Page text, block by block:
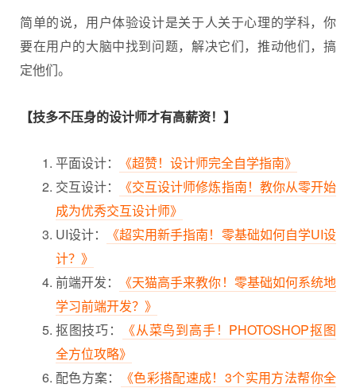
简单的说，用户体验设计是关于人关于心理的学科，你
要在用户的大脑中找到问题，解决它们，推动他们，搞
定他们。
【技多不压身的设计师才有高薪资！】
平面设计：
《超赞！设计师完全自学指南》
交互设计：
《交互设计师修炼指南！教你从零开始
成为优秀交互设计师》
UI设计：
《超实用新手指南！零基础如何自学UI设
计？》
前端开发：
《天猫高手来教你！零基础如何系统地
学习前端开发？》
抠图技巧：
《从菜鸟到高手！PHOTOSHOP抠图
全方位攻略》
配色方案：
《色彩搭配速成！3个实用方法帮你全